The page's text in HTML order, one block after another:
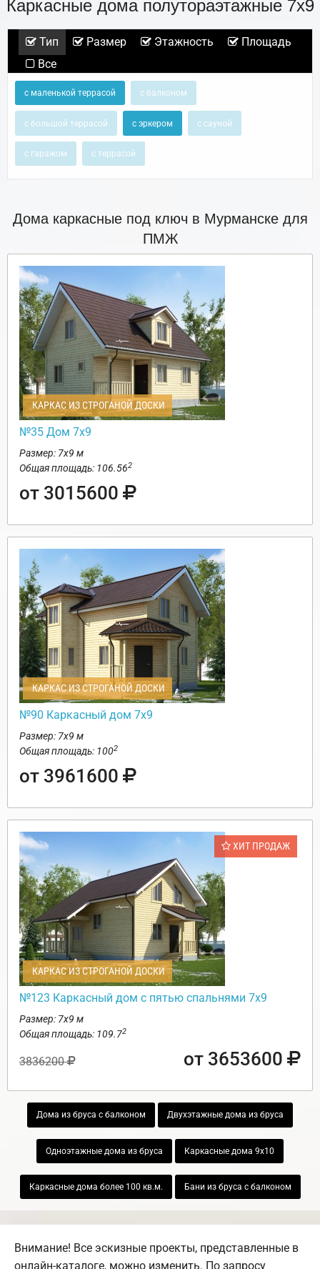
Тип Размер Этажность
Площадь
Все
с маленькой террасой с балконом
с большой террасой с эркером с сауной
с гаражом с террасой
Дома каркасные под ключ в Мурманске для
ПМЖ
КАРКАС ИЗ СТРОГАНОЙ ДОСКИ
№35 Дом 7х9
Размер: 7х9 м
Общая площадь: 106.562
от 3015600
КАРКАС ИЗ СТРОГАНОЙ ДОСКИ
№90 Каркасный дом 7х9
Размер: 7х9 м
Общая площадь: 1002
от 3961600
ХИТ ПРОДАЖ
КАРКАС ИЗ СТРОГАНОЙ ДОСКИ
№123 Каркасный дом с пятью спальнями 7х9
Размер: 7х9 м
Общая площадь: 109.72
3836200 от 3653600
Дома из бруса с балконом Двухэтажные дома из бруса
Одноэтажные дома из бруса Каркасные дома 9х10
Каркасные дома более 100 кв.м. Бани из бруса с балконом
Внимание! Все эскизные проекты, представленные в
онлайн-каталоге, можно изменить. По запросу